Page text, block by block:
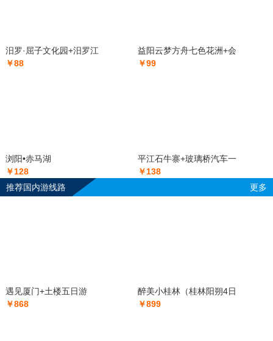
汨罗·屈子文化园+汨罗江
￥88
益阳云梦方舟七色花洲+会
￥99
浏阳•赤马湖
￥128
平江石牛寨+玻璃桥汽车一
￥138
推荐国内游线路
更多
遇见厦门+土楼五日游
￥868
醉美小桂林（桂林阳朔4日
￥899